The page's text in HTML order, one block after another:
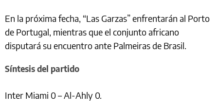
En la próxima fecha, “Las Garzas” enfrentarán al Porto
de Portugal, mientras que el conjunto africano
disputará su encuentro ante Palmeiras de Brasil.
Síntesis del partido
Inter Miami 0 – Al-Ahly 0.